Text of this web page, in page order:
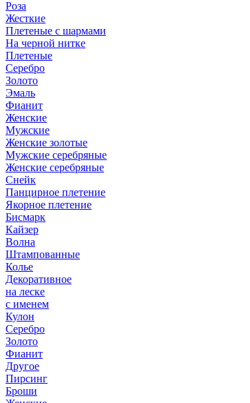
Роза
Жесткие
Плетеные с шармами
На черной нитке
Плетеные
Серебро
Золото
Эмаль
Фианит
Женские
Мужские
Женские золотые
Мужские серебряные
Женские серебряные
Снейк
Панцирное плетение
Якорное плетение
Бисмарк
Кайзер
Волна
Штампованные
Колье
Декоративное
на леске
с именем
Кулон
Серебро
Золото
Фианит
Другое
Пирсинг
Броши